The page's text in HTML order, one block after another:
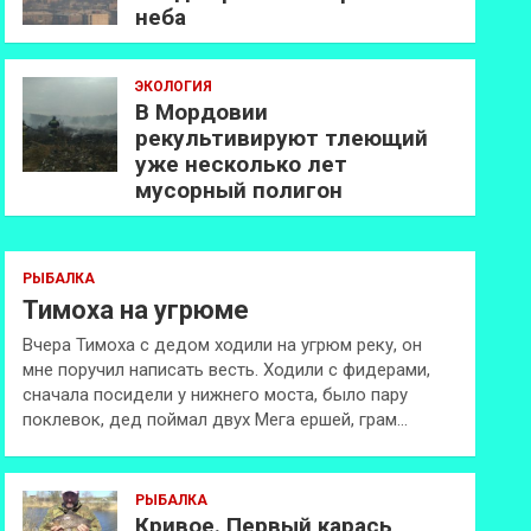
неба
ЭКОЛОГИЯ
В Мордовии
рекультивируют тлеющий
уже несколько лет
мусорный полигон
РЫБАЛКА
Тимоха на угрюме
Вчера Тимоха с дедом ходили на угрюм реку, он
мне поручил написать весть. Ходили с фидерами,
сначала посидели у нижнего моста, было пару
поклевок, дед поймал двух Мега ершей, грам…
РЫБАЛКА